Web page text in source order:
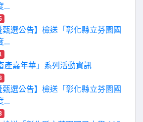
...
甄選公告】檢送「彰化縣立芬園國
...
產嘉年華」系列活動資訊
甄選公告】檢送「彰化縣立芬園國
...